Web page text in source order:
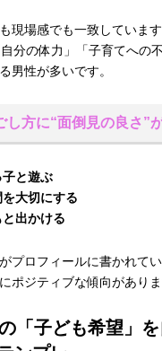
現場感でも一致しています
分の体力」「子育てへの
男性が多いです。
し方に“面倒見の良さ”
と遊ぶ
大切にする
出かける
プロフィールに書かれて
ポジティブな傾向がありま
「子ども希望」